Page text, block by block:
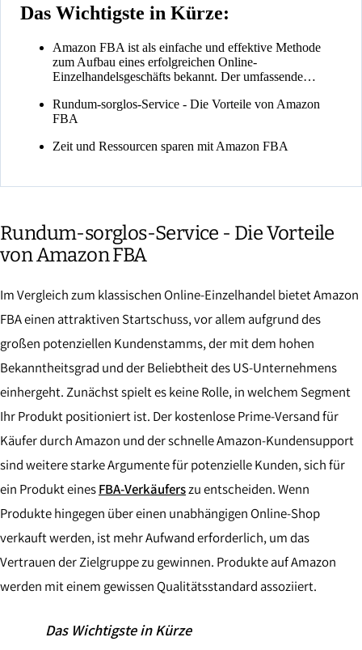
Das Wichtigste in Kürze:
Amazon FBA ist als einfache und effektive Methode
zum Aufbau eines erfolgreichen Online-
Einzelhandelsgeschäfts bekannt. Der umfassende…
Rundum-sorglos-Service - Die Vorteile von Amazon
FBA
Zeit und Ressourcen sparen mit Amazon FBA
Rundum-sorglos-Service - Die Vorteile
von Amazon FBA
Im Vergleich zum klassischen Online-Einzelhandel bietet Amazon
FBA einen attraktiven Startschuss, vor allem aufgrund des
großen potenziellen Kundenstamms, der mit dem hohen
Bekanntheitsgrad und der Beliebtheit des US-Unternehmens
einhergeht. Zunächst spielt es keine Rolle, in welchem Segment
Ihr Produkt positioniert ist. Der kostenlose Prime-Versand für
Käufer durch Amazon und der schnelle Amazon-Kundensupport
sind weitere starke Argumente für potenzielle Kunden, sich für
ein Produkt einesFBA-Verkäuferszu entscheiden. Wenn
Produkte hingegen über einen unabhängigen Online-Shop
verkauft werden, ist mehr Aufwand erforderlich, um das
Vertrauen der Zielgruppe zu gewinnen. Produkte auf Amazon
werden mit einem gewissen Qualitätsstandard assoziiert.
Das Wichtigste in Kürze